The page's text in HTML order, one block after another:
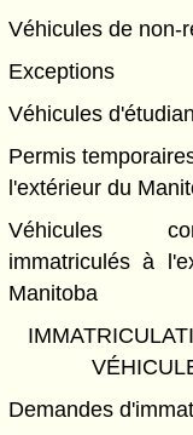
Véhicules de non-
Exceptions
Véhicules
Permis
l'extérieur du
Véhicules
immatriculés à
Manitoba
Demandes